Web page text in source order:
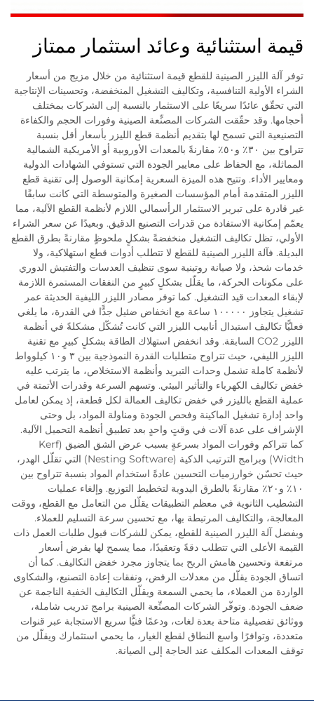
قيمة استثنائية وعائد استثمار ممتاز
توفر آلة الليزر الصينية للقطع قيمة استثنائية من خلال مزيج من أسعار
الشراء الأولية التنافسية، وتكاليف التشغيل المنخفضة، وتحسينات الإنتاجية
التي تحقّق عائدًا سريعًا على الاستثمار بالنسبة إلى الشركات بمختلف
أحجامها. وقد حقّقت الشركات المصنِّعة الصينية وفورات الحجم والكفاءة
التصنيعية التي تسمح لها بتقديم أنظمة قطع الليزر بأسعار أقل بنسبة
تتراوح بين ٣٠٪ و٥٠٪ مقارنةً بالمعدات الأوروبية أو الأمريكية الشمالية
المماثلة، مع الحفاظ على معايير الجودة التي تستوفي الشهادات الدولية
ومعايير الأداء. وتتيح هذه الميزة السعرية إمكانية الوصول إلى تقنية قطع
الليزر المتقدمة أمام المؤسسات الصغيرة والمتوسطة التي كانت سابقًا
غير قادرة على تبرير الاستثمار الرأسمالي اللازم لأنظمة القطع الآلية، مما
يعمّم إمكانية الاستفادة من قدرات التصنيع الدقيق. وبعيدًا عن سعر الشراء
الأولي، تظل تكاليف التشغيل منخفضةً بشكلٍ ملحوظٍ مقارنةً بطرق القطع
البديلة. فآلة الليزر الصينية للقطع لا تتطلب أدوات قطع استهلاكية، ولا
خدمات شحذ، ولا صيانة روتينية سوى تنظيف العدسات والتفتيش الدوري
على مكونات الحركة، ما يقلّل بشكلٍ كبيرٍ من النفقات المستمرة اللازمة
لإبقاء المعدات قيد التشغيل. كما توفر مصادر الليزر الليفية الحديثة عمر
تشغيل يتجاوز ١٠٠٠٠٠ ساعة مع انخفاض ضئيل جدًّا في القدرة، ما يلغي
فعليًّا تكاليف استبدال أنابيب الليزر التي كانت تُشكّل مشكلةً في أنظمة
الليزر CO2 السابقة. وقد انخفض استهلاك الطاقة بشكلٍ كبيرٍ مع تقنية
الليزر الليفي، حيث تتراوح متطلبات القدرة النموذجية بين ٣ و١٠ كيلوواط
لأنظمة كاملة تشمل وحدات التبريد وأنظمة الاستخلاص، ما يترتب عليه
خفض تكاليف الكهرباء والتأثير البيئي. وتسهم السرعة وقدرات الأتمتة في
عملية القطع بالليزر في خفض تكاليف العمالة لكل قطعة، إذ يمكن لعامل
واحد إدارة تشغيل الماكينة وفحص الجودة ومناولة المواد، بل وحتى
الإشراف على عدة آلات في وقتٍ واحدٍ بعد تطبيق أنظمة التحميل الآلية.
كما تتراكم وفورات المواد بسرعةٍ بسبب عرض الشق الضيق (Kerf
Width) وبرامج الترتيب الذكية (Nesting Software) التي تقلّل الهدر،
حيث تحسّن خوارزميات التحسين عادةً استخدام المواد بنسبة تتراوح بين
١٠٪ و٢٠٪ مقارنةً بالطرق اليدوية لتخطيط التوزيع. وإلغاء عمليات
التشطيب الثانوية في معظم التطبيقات يقلّل من التعامل مع القطع، ووقت
المعالجة، والتكاليف المرتبطة بها، مع تحسين سرعة التسليم للعملاء.
وبفضل آلة الليزر الصينية للقطع، يمكن للشركات قبول طلبات العمل ذات
القيمة الأعلى التي تتطلب دقةً وتعقيدًا، مما يسمح لها بفرض أسعار
مرتفعة وتحسين هامش الربح بما يتجاوز مجرد خفض التكاليف. كما أن
اتساق الجودة يقلّل من معدلات الرفض، ونفقات إعادة التصنيع، والشكاوى
الواردة من العملاء، ما يحمي السمعة ويقلّل التكاليف الخفية الناجمة عن
ضعف الجودة. وتوفّر الشركات المصنِّعة الصينية برامج تدريب شاملة،
ووثائق تفصيلية متاحة بعدة لغات، ودعمًا فنيًّا سريع الاستجابة عبر قنوات
متعددة، وتوافرًا واسع النطاق لقطع الغيار، ما يحمي استثمارك ويقلّل من
توقف المعدات المكلف عند الحاجة إلى الصيانة.